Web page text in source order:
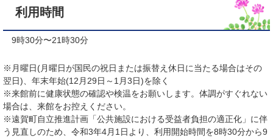
利用時間
9時30分〜21時30分
※月曜日(月曜日が国民の祝日または振替え休日に当たる場合はその
翌日)、年末年始(12月29日～1月3日)を除く
※来館前に健康状態の確認や検温をお願いします。体調がすぐれない
場合は、来館をお控えください。
※遠賀町自立推進計画「公共施設における受益者負担の適正化」に伴
う見直しのため、令和3年4月1日より、利用開始時間を8時30分から9